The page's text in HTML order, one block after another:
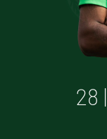
28 |